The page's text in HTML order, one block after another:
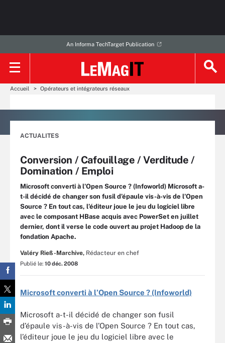
An Informa TechTarget Publication
Accueil Opérateurs et intégrateurs réseaux
ACTUALITES
Conversion / Cafouillage / Verditude /
Domination / Emploi
Microsoft converti à l’Open Source ? (Infoworld) Microsoft a-
t-il décidé de changer son fusil d’épaule vis-à-vis de l’Open
Source ? En tout cas, l’éditeur joue le jeu du logiciel libre
avec le composant HBase acquis avec PowerSet en juillet
dernier, dont il verse le code ouvert au projet Hadoop de la
fondation Apache.
Valéry Rieß-Marchive, Rédacteur en chef
Publié le: 10 déc. 2008
Microsoft converti à l’Open Source ? (Infoworld)
Microsoft a-t-il décidé de changer son fusil
d’épaule vis-à-vis de l’Open Source ? En tout cas,
l’éditeur joue le jeu du logiciel libre avec le